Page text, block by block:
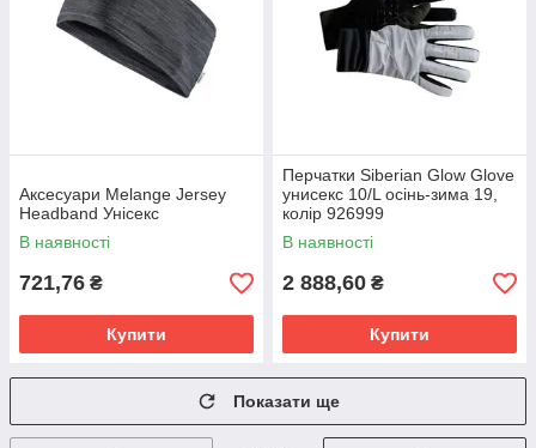
Аксесуари Melange Jersey
Headband Унісекс
В наявності
721,76 ₴
Купити
Перчатки Siberian Glow Glove
унисекс 10/L осінь-зима 19,
колір 926999
В наявності
2 888,60 ₴
Купити
Показати ще